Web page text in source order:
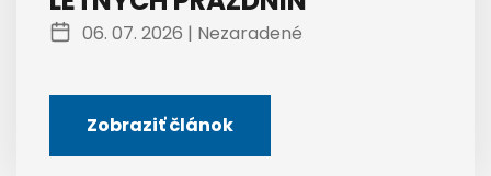
06. 07. 2026 | Nezaradené
Zobraziť článok